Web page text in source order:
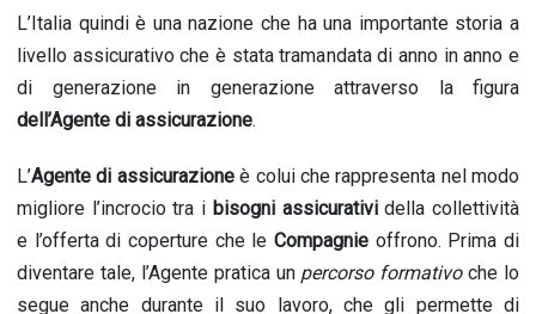
L’Italia quindi è una nazione che ha una importante storia a
livello assicurativo che è stata tramandata di anno in anno e
di generazione in generazione attraverso la figura
dell’Agente di assicurazione.
L’Agente di assicurazioneè colui che rappresenta nel modo
migliore l’incrocio tra i bisogni assicuratividella collettività
e l’offerta di coperture che le Compagnie offrono. Prima di
diventare tale, l’Agente pratica un percorso formativoche lo
segue anche durante il suo lavoro, che gli permette di